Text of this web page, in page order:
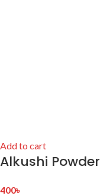
Add to cart
Alkushi Powder
400৳